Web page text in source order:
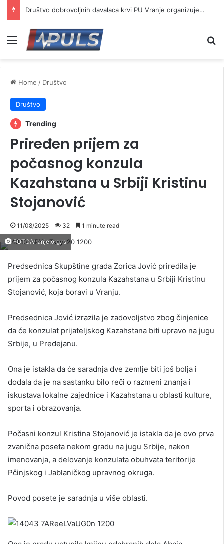
Društvo dobrovoljnih davalaca krvi PU Vranje organizuje akciju na Besnoj kobili
Menu
Home / Društvo
Društvo
Trending
Priređen prijem za
počasnog konzula
Kazahstana u Srbiji Kristinu
Stojanović
11/08/2025 32 1 minute read
FOTO/vranje.org.rs
Predsednica Skupštine grada Zorica Jović priredila je
prijem za počasnog konzula Kazahstana u Srbiji Kristinu
Stojanović, koja boravi u Vranju.
Predsednica Jović izrazila je zadovoljstvo zbog činjenice
da će konzulat prijateljskog Kazahstana biti upravo na jugu
Srbije, u Predejanu.
Ona je istakla da će saradnja dve zemlje biti još bolja i
dodala da je na sastanku bilo reči o razmeni znanja i
iskustava lokalne zajednice i Kazahstana u oblasti kulture,
sporta i obrazovanja.
Počasni konzul Kristina Stojanović je istakla da je ovo prva
zvanična poseta nekom gradu na jugu Srbije, nakon
imenovanja, a delovanje konzulata obuhvata teritorije
Pčinjskog i Jablaničkog upravnog okruga.
Povod posete je saradnja u više oblasti.